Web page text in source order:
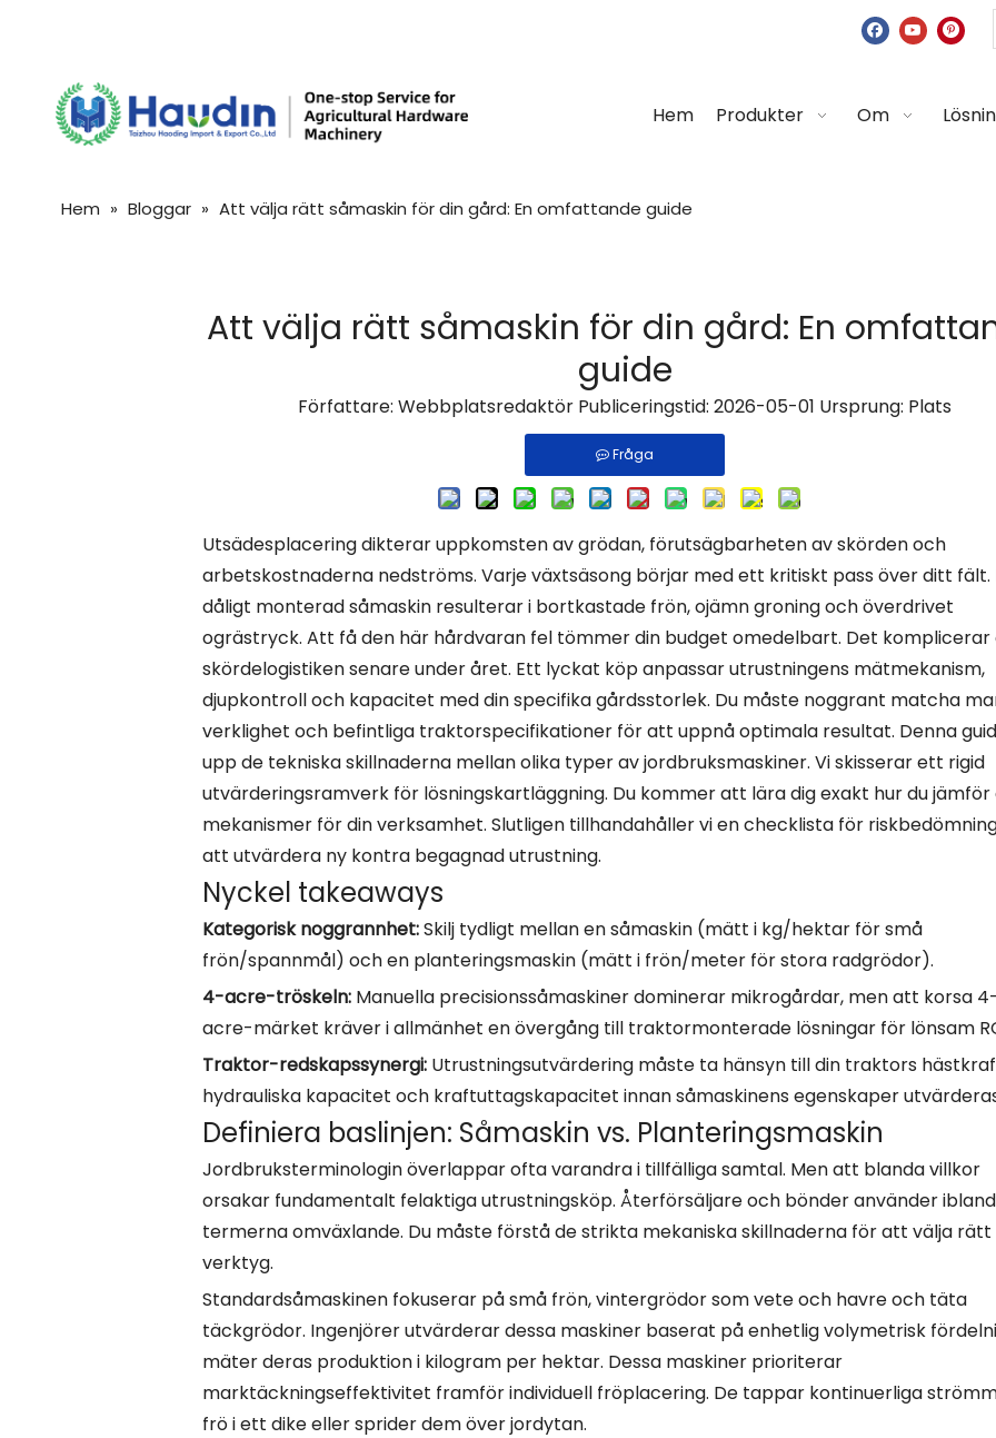
Hem Produkter Om
Hem » Bloggar » Att välja rätt såmaskin för din gård: En omfattande guide
Att välja rätt såmaskin för din gård: En
guide
Författare: Webbplatsredaktör Publiceringstid: 2026-05-01 Ursprung: Plats
Fråga
Utsädesplacering dikterar uppkomsten av grödan, förutsägbarheten av skörden och
arbetskostnaderna nedströms. Varje växtsäsong börjar med ett kritiskt pass över ditt fält.
dåligt monterad såmaskin resulterar i bortkastade frön, ojämn groning och överdrivet
ogrästryck. Att få den här hårdvaran fel tömmer din budget omedelbart. Det komplicerar
skördelogistiken senare under året. Ett lyckat köp anpassar utrustningens mätmekanism,
djupkontroll och kapacitet med din specifika gårdsstorlek. Du måste noggrant matcha
verklighet och befintliga traktorspecifikationer för att uppnå optimala resultat. Denna
upp de tekniska skillnaderna mellan olika typer av jordbruksmaskiner. Vi skisserar ett rigid
utvärderingsramverk för lösningskartläggning. Du kommer att lära dig exakt hur du jämför
mekanismer för din verksamhet. Slutligen tillhandahåller vi en checklista för
att utvärdera ny kontra begagnad utrustning.
Nyckel takeaways
Kategorisk noggrannhet:Skilj tydligt mellan en såmaskin (mätt i kg/hektar för små
frön/spannmål) och en planteringsmaskin (mätt i frön/meter för stora radgrödor).
4-acre-tröskeln: Manuella precisionssåmaskiner dominerar mikrogårdar, men att korsa 4-
acre-märket kräver i allmänhet en övergång till traktormonterade lösningar för lönsam
Traktor-redskapssynergi: Utrustningsutvärdering måste ta hänsyn till din traktors
hydrauliska kapacitet och kraftuttagskapacitet innan såmaskinens egenskaper
Definiera baslinjen: Såmaskin vs. Planteringsmaskin
Jordbruksterminologin överlappar ofta varandra i tillfälliga samtal. Men att blanda villkor
orsakar fundamentalt felaktiga utrustningsköp. Återförsäljare och bönder använder ibland
termerna omväxlande. Du måste förstå de strikta mekaniska skillnaderna för att välja rätt
verktyg.
Standardsåmaskinen fokuserar på små frön, vintergrödor som vete och havre och täta
täckgrödor. Ingenjörer utvärderar dessa maskiner baserat på enhetlig volymetrisk
mäter deras produktion i kilogram per hektar. Dessa maskiner prioriterar
marktäckningseffektivitet framför individuell fröplacering. De tappar kontinuerliga
frö i ett dike eller sprider dem över jordytan.